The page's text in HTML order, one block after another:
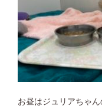
お昼はジュリアちゃ